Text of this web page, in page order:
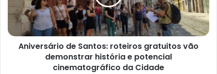
demonstrar
história
e
potencial
cinematográfico
Aniversário de Santos: roteiros gratuitos vão
demonstrar história e potencial
cinematográfico da Cidade